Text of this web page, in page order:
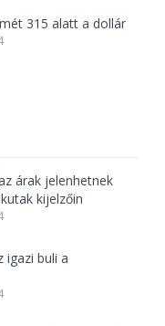
315 alatt a dollár
árak jelenhetnek
kijelzőin
igazi buli a